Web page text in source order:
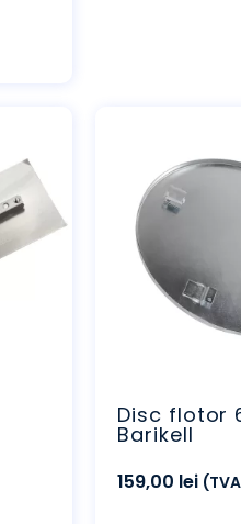
Disc flotor
Barikell
159,00 lei